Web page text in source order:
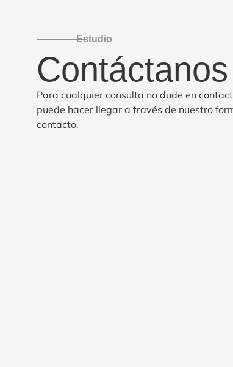
Estudio
Contáctanos
Para cualquier consulta no dude en
puede hacer llegar a través de nuestro
contacto.